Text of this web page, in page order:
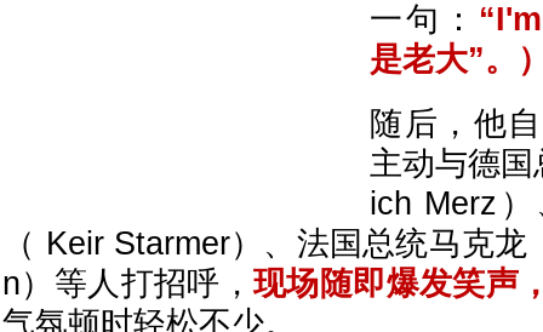
一句：
是老大”。
随后，他
主动与德国
ich Merz
（ Keir Starmer）、法国总统马克龙
n）等人打招呼，现场随即爆发笑声
气氛顿时轻松不少。